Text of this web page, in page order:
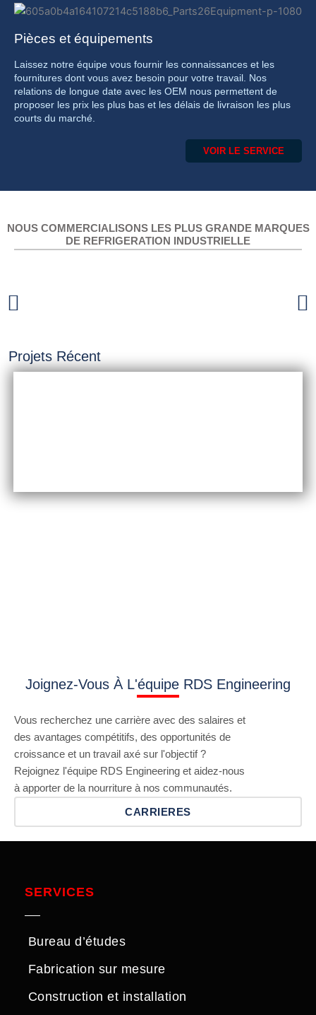
Pièces et équipements
Laissez notre équipe vous fournir les connaissances et les
fournitures dont vous avez besoin pour votre travail. Nos
relations de longue date avec les OEM nous permettent de
proposer les prix les plus bas et les délais de livraison les plus
courts du marché.
VOIR LE SERVICE
NOUS COMMERCIALISONS LES PLUS GRANDE MARQUES
DE REFRIGERATION INDUSTRIELLE
Projets Récent
Joignez-Vous À L'équipe RDS Engineering
Vous recherchez une carrière avec des salaires et
des avantages compétitifs, des opportunités de
croissance et un travail axé sur l'objectif ?
Rejoignez l'équipe RDS Engineering et aidez-nous
à apporter de la nourriture à nos communautés.
CARRIERES
SERVICES
Bureau d’études
Fabrication sur mesure
Construction et installation